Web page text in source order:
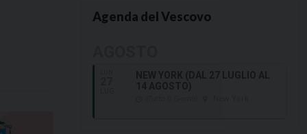
Agenda del Vescovo